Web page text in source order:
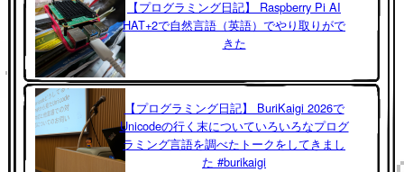
【プログラミング日記】 Raspberry Pi AI
HAT+2で自然言語（英語）でやり取りがで
きた
【プログラミング日記】 BuriKaigi 2026で
Unicodeの行く末についていろいろなプログ
ラミング言語を調べたトークをしてきまし
た #burikaigi